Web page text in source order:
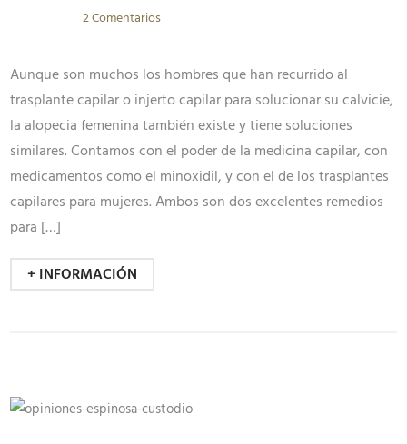
2 Comentarios
Aunque son muchos los hombres que han recurrido al
trasplante capilar o injerto capilar para solucionar su calvicie,
la alopecia femenina también existe y tiene soluciones
similares. Contamos con el poder de la medicina capilar, con
medicamentos como el minoxidil, y con el de los trasplantes
capilares para mujeres. Ambos son dos excelentes remedios
para […]
+ INFORMACIÓN